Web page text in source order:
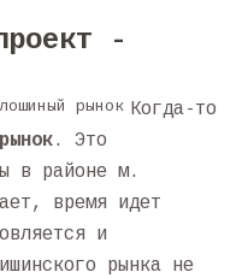
-
Когда-то
. Это
в районе м.
время идет
и
рынка не